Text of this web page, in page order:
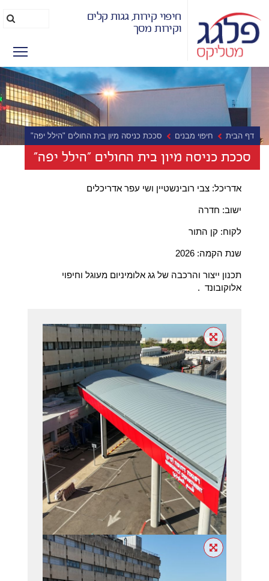
חיפוי קירות, גגות קלים
וקירות מסך
דף הבית חיפוי מבנים סככת כניסה מיון בית החולים "הילל יפה"
סככת כניסה מיון בית החולים "הילל יפה"
אדריכל: צבי רובינשטיין ושי עפר אדריכלים
ישוב: חדרה
לקוח: קן התור
שנת הקמה: 2026
תכנון ייצור והרכבה של גג אלומיניום מעוגל וחיפוי
אלוקובונד .